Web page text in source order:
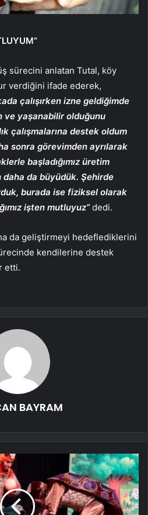
sürecini anlatan Tutal, köy
verdiğini ifade ederek,
çalışırken izne geldiğimde
ve yaşanabilir olduğunu
çalışmalarına destek oldum
sonra görevimden ayrılarak
başladığımız üretim
da büyüdük. Şehirde
burada ise fiziksel olarak
işten mutluyuz”dedi.
da geliştirmeyi hedeflediklerini
kendilerine destek
etti.
BAYRAM